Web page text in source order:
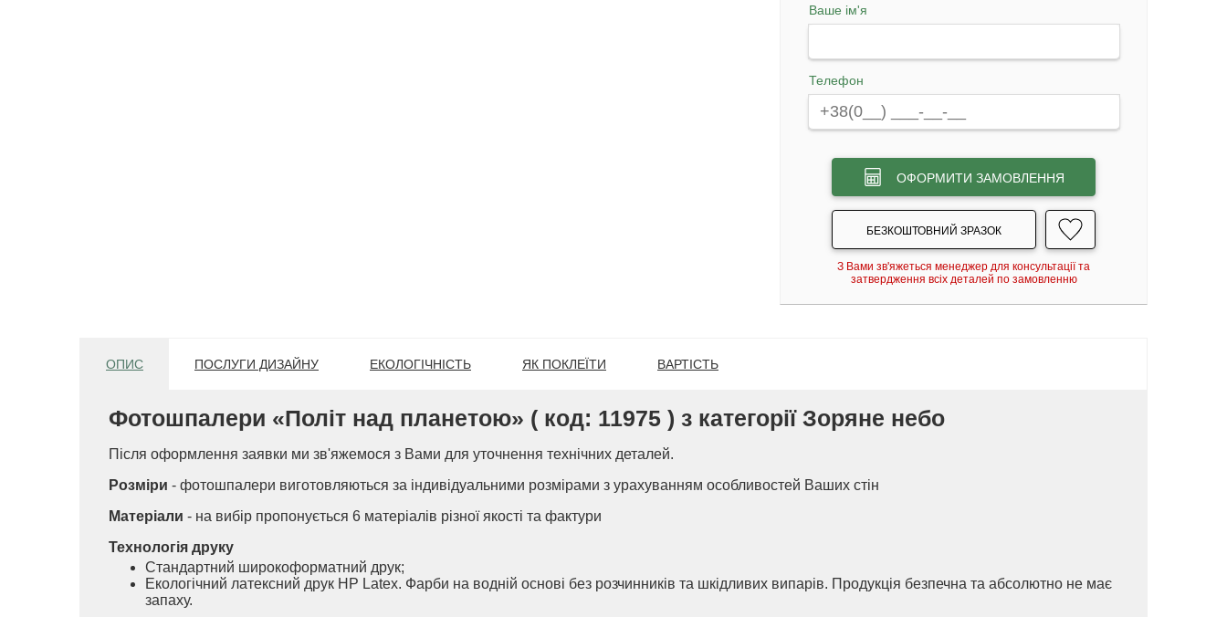
Ваше ім'я
Телефон
ОФОРМИТИ ЗАМОВЛЕННЯ
БЕЗКОШТОВНИЙ ЗРАЗОК
З Вами зв'яжеться менеджер для консультації та
затвердження всіх деталей по замовленню
ОПИС ПОСЛУГИ ДИЗАЙНУ ЕКОЛОГІЧНІСТЬ ЯК ПОКЛЕЇТИ ВАРТІСТЬ
Фотошпалери «Політ над планетою» ( код: 11975 ) з категорії Зоряне небо
Після оформлення заявки ми зв'яжемося з Вами для уточнення технічних деталей.
Розміри - фотошпалери виготовляються за індивідуальними розмірами з урахуванням особливостей Ваших стін
Матеріали - на вибір пропонується 6 матеріалів різної якості та фактури
Технологія друку
Стандартний широкоформатний друк;
Екологічний латексний друк HP Latex. Фарби на водній основі без розчинників та шкідливих випарів. Продукція безпечна та абсолютно не має
запаху.